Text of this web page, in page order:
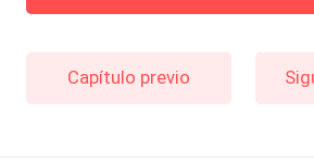
Capítulo previo